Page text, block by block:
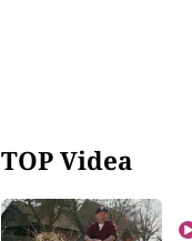
TOP Videa